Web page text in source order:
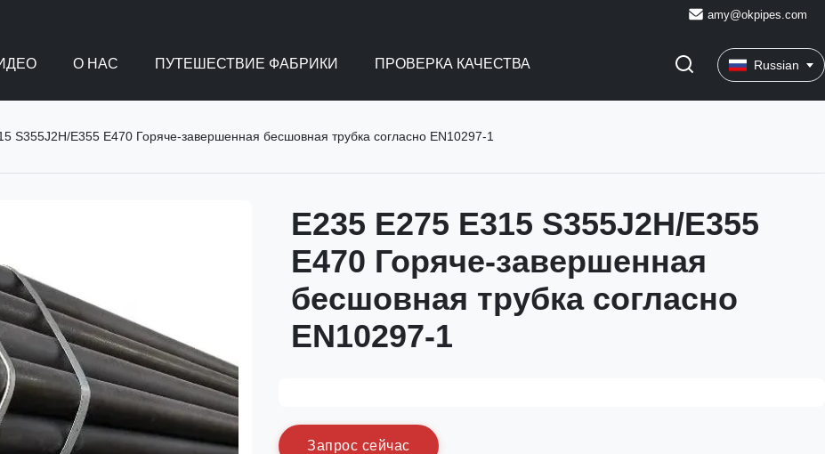
amy@okpipes.com
О НАС ПУТЕШЕСТВИЕ ФАБРИКИ ПРОВЕРКА КАЧЕСТВА Russian
S355J2H/E355 E470 Горяче-завершенная бесшовная трубка согласно EN10297-1
E235 E275 E315 S355J2H/E355
E470 Горяче-завершенная
бесшовная трубка согласно
EN10297-1
Запрос сейчас